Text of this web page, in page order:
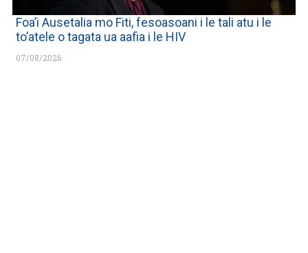
Foa’i Ausetalia mo Fiti, fesoasoani i le tali atu i le
to’atele o tagata ua aafia i le HIV
07/08/2026